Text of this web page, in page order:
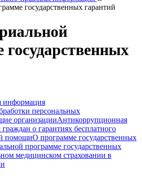
государственных гарантий
информация
персональных
организацииАнтикоррупционная
о гарантиях бесплатного
помощиО программе государственных
программе государственных
медицинском страховании в